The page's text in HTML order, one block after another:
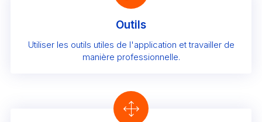
Outils
Utiliser les outils utiles de l'application et travailler de
manière professionnelle.